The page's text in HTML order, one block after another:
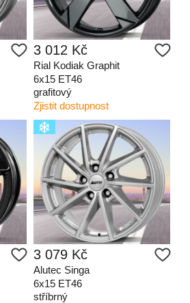
3 012 Kč
Rial Kodiak Graphit
6x15 ET46
grafitový
Zjistit dostupnost
3 079 Kč
Alutec Singa
6x15 ET46
stříbrný